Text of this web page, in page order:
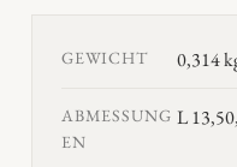
GEWICHT 0,314
ABMESSUNG
EN
L